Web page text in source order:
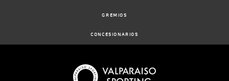
GREMIOS
CONCESIONARIOS